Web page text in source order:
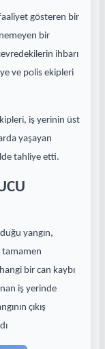
gösteren bir
bir
ihbarı
ve polis ekipleri
iş yerinin üst
yaşayan
tahliye etti.
yangın,
tamamen
bir can kaybı
iş yerinde
çıkış